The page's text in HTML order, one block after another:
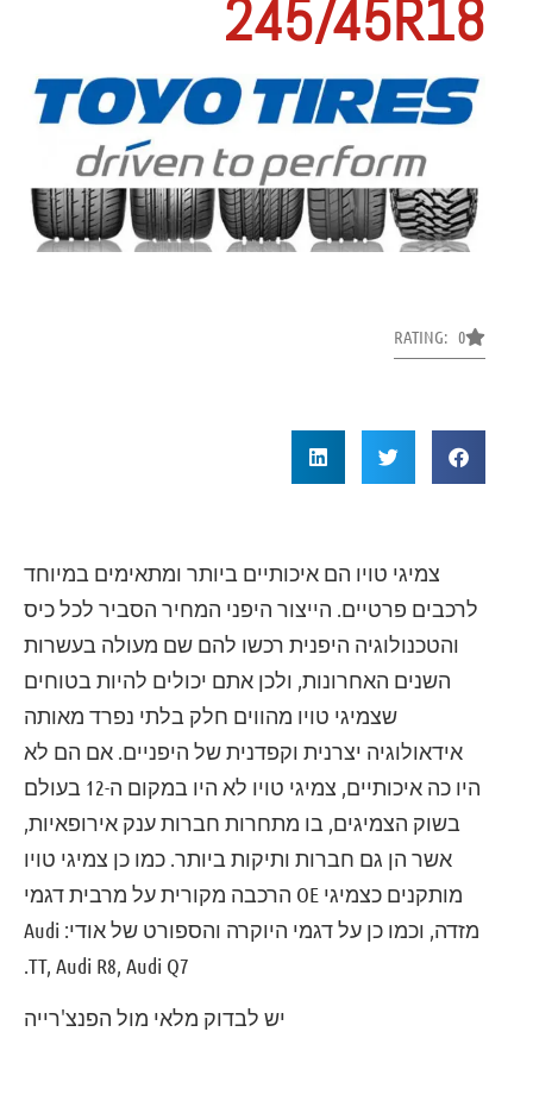
245/45R18
RATING: 0
צמיגי טויו הם איכותיים ביותר ומתאימים במיוחד
לרכבים פרטיים. הייצור היפני המחיר הסביר לכל כיס
והטכנולוגיה היפנית רכשו להם שם מעולה בעשרות
השנים האחרונות, ולכן אתם יכולים להיות בטוחים
שצמיגי טויו מהווים חלק בלתי נפרד מאותה
אידאולוגיה יצרנית וקפדנית של היפניים. אם הם לא
היו כה איכותיים, צמיגי טויו לא היו במקום ה-12 בעולם
בשוק הצמיגים, בו מתחרות חברות ענק אירופאיות,
אשר הן גם חברות ותיקות ביותר. כמו כן צמיגי טויו
מותקנים כצמיגי OE הרכבה מקורית על מרבית דגמי
מזדה, וכמו כן על דגמי היוקרה והספורט של אודי: Audi
TT, Audi R8, Audi Q7.
יש לבדוק מלאי מול הפנצ'רייה